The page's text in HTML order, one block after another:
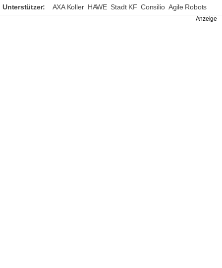
Unterstützer: AXA Koller HAWE Stadt KF Consilio Agile Robots